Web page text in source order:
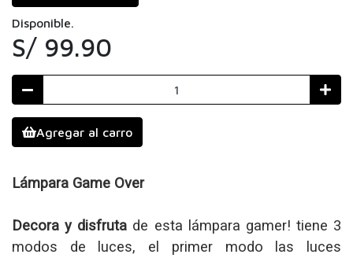
Disponible.
S/ 99.90
Agregar al carro
Lámpara Game Over
Decora y disfruta de esta lámpara gamer! tiene 3
modos de luces, el primer modo las luces